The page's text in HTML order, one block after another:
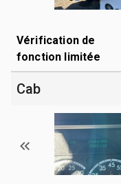
Vérification de
fonction limitée
Cab